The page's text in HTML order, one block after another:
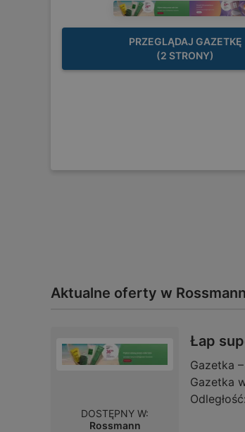
PRZEGLĄDAJ GAZETKĘ
(2 STRONY)
Aktualne oferty w Rossmann
Łap
Gazetka
Gazetka
Odległość:
DOSTĘPNY W:
Rossmann